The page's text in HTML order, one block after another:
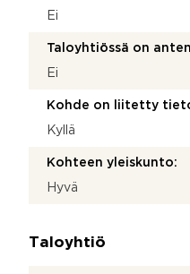
Ei
Taloyhtiössä on
Ei
Kohde on liitetty
Kyllä
Kohteen yleiskunto:
Hyvä
Taloyhtiö